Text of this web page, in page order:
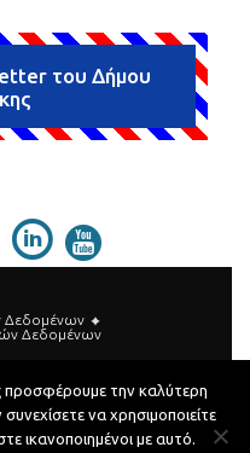
του Δήμου
Δεδομένων
Δεδομένων
προσφέρουμε την καλύτερη
να χρησιμοποιείτε
ικανοποιημένοι με αυτό.